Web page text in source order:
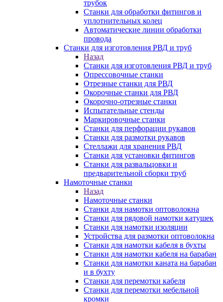
трубок
Станки для обработки фитингов и
уплотнительных колец
Автоматические линии обработки
провода
Станки для изготовления РВД и труб
Назад
Станки для изготовления РВД и труб
Опрессовочные станки
Отрезные станки для РВД
Окорочные станки для РВД
Окорочно-отрезные станки
Испытательные стенды
Маркировочные станки
Станки для перфорации рукавов
Станки для размотки рукавов
Стеллажи для хранения РВД
Станки для установки фитингов
Станки для развальцовки и
предварительной сборки труб
Намоточные станки
Назад
Намоточные станки
Станки для намотки оптоволокна
Станки для рядовой намотки катушек
Станки для намотки изоляции
Устройства для размотки оптоволокна
Станки для намотки кабеля в бухты
Станки для намотки кабеля на барабан
Станки для намотки каната на барабан
и в бухту
Станки для перемотки кабеля
Станки для перемотки мебельной
кромки